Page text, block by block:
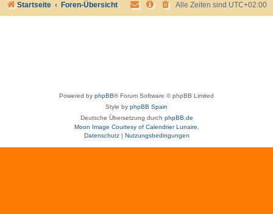
Startseite Foren-Übersicht Alle Zeiten sind UTC+02:00
Powered by phpBB® Forum Software © phpBB Limited
Style by phpBB Spain
Deutsche Übersetzung durch phpBB.de
Moon Image Courtesy of Calendrier Lunaire.
Datenschutz| Nutzungsbedingungen